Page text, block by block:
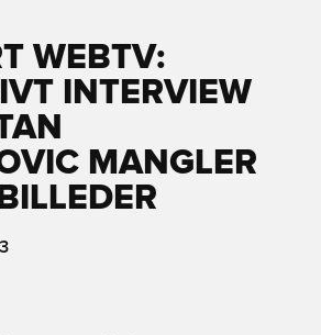
WEBTV:
INTERVIEW
MANGLER